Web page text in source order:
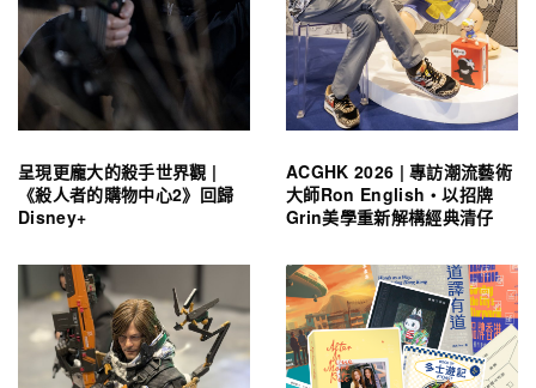
呈現更龐大的殺手世界觀 |
《殺人者的購物中心2》回歸
Disney+
ACGHK 2026 | 專訪潮流藝術
大師Ron English・以招牌
Grin美學重新解構經典清仔